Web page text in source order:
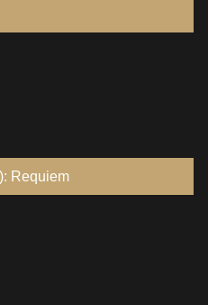
Requiem